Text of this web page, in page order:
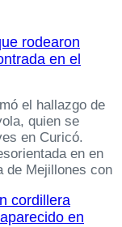
rodearon
en el
el hallazgo de
quien se
en Curicó.
en en
de Mejillones con
cordillera
en